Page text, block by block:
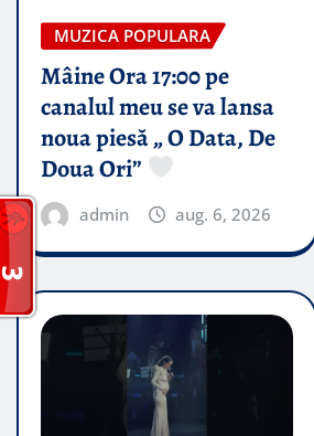
MUZICA POPULARA
Mâine Ora 17:00 pe
canalul meu se va lansa
noua piesă „ O Data, De
Doua Ori”
admin aug. 6, 2026